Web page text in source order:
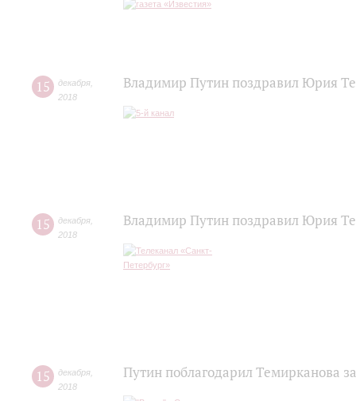
15 декабря
2018
Владимир Путин поздравил Юрия
15 декабря
2018
Владимир Путин поздравил Юрия
15 декабря
2018
Путин поблагодарил Темирканова